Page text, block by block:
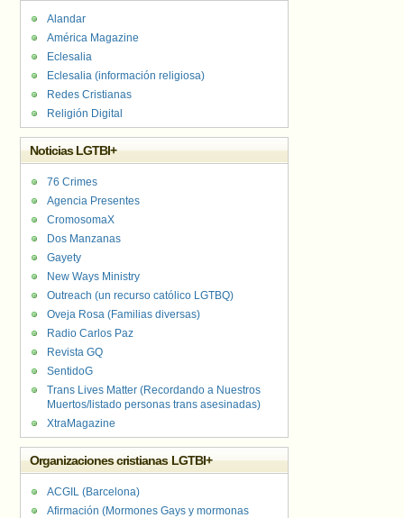
Alandar
América Magazine
Eclesalia
Eclesalia (información religiosa)
Redes Cristianas
Religión Digital
Noticias LGTBI+
76 Crimes
Agencia Presentes
CromosomaX
Dos Manzanas
Gayety
New Ways Ministry
Outreach (un recurso católico LGTBQ)
Oveja Rosa (Familias diversas)
Radio Carlos Paz
Revista GQ
SentidoG
Trans Lives Matter (Recordando a Nuestros
Muertos/listado personas trans asesinadas)
XtraMagazine
Organizaciones cristianas LGTBI+
ACGIL (Barcelona)
Afirmación (Mormones Gays y mormonas